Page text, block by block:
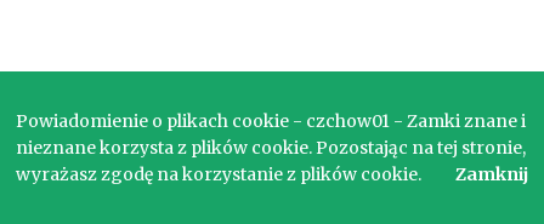
Powiadomienie o plikach cookie - czchow01 - Zamki znane i
nieznane korzysta z plików cookie. Pozostając na tej stronie,
wyrażasz zgodę na korzystanie z plików cookie.
Zamknij